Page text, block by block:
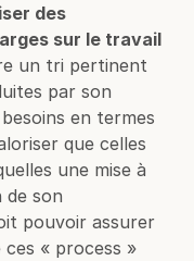
des
sur le travail
un tri pertinent
par son
en termes
que celles
une mise à
de son
pouvoir assurer
« process »